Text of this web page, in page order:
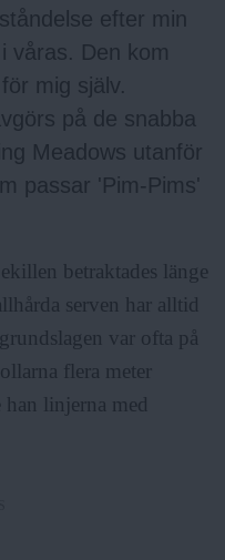
efter min
våras. Den kom
mig själv.
på de snabba
Meadows utanför
passar 'Pim-Pims'
betraktades länge
serven har alltid
var ofta på
flera meter
han linjerna med